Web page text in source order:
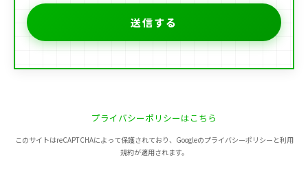
プライバシーポリシーはこちら
このサイトはreCAPTCHAによって保護されており、Googleのプライバシーポリシーと利用
規約が適用されます。